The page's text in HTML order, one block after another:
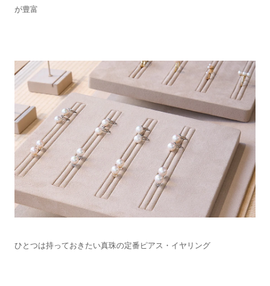
が豊富
ひとつは持っておきたい真珠の定番ピアス・イヤリング